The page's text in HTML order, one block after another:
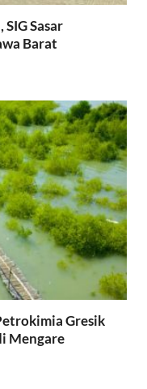
Sasar
Barat
Gresik
Mengare